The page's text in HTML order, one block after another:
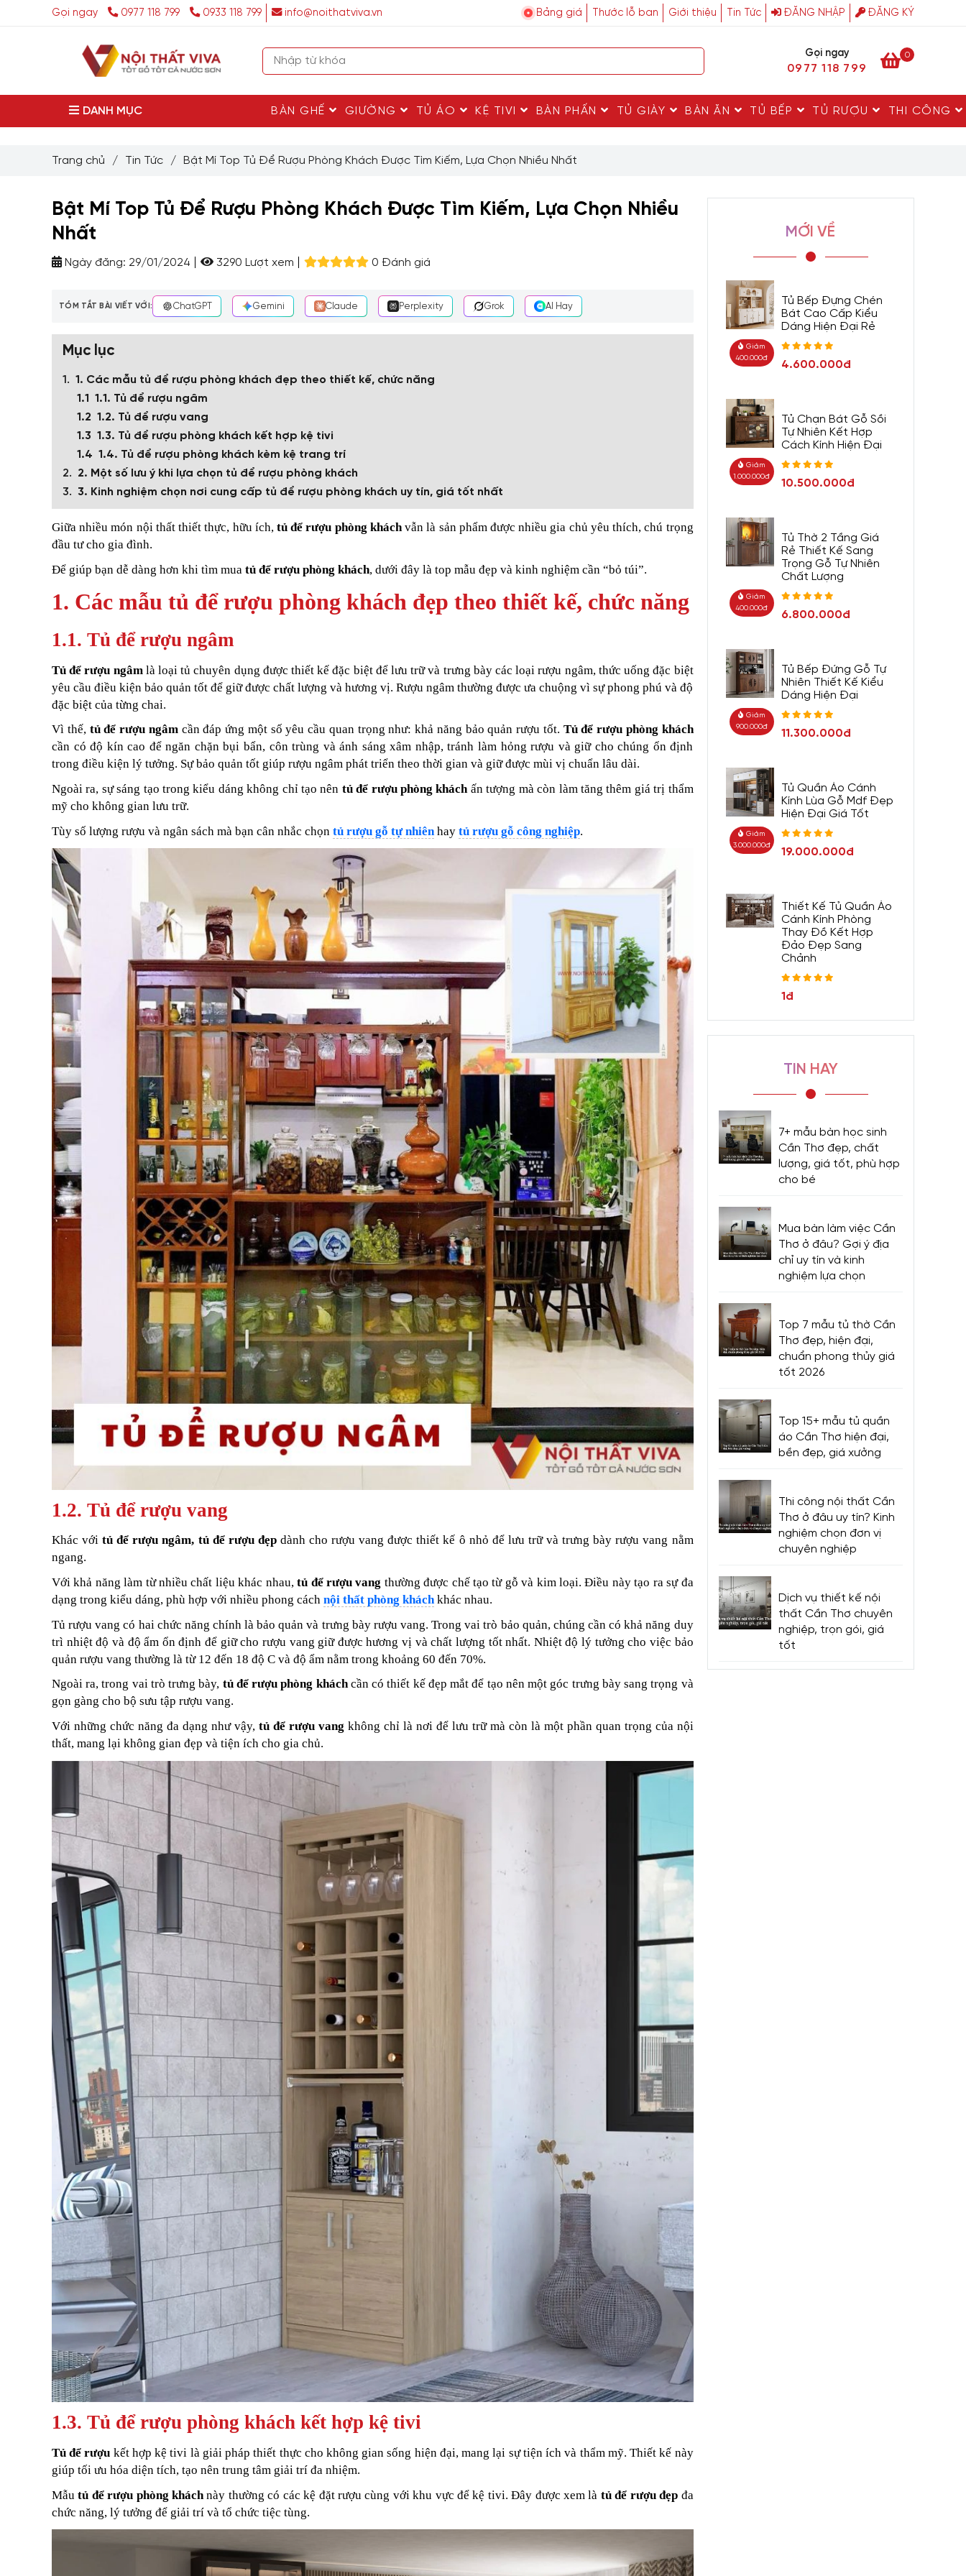
Gọi ngay 0977 118 799 0933 118 799 info@noithatviva.vn Bảng giá Thước lỗ ban Giới thiệu Tin Tức ĐĂNG NHẬP ĐĂNG KÝ
Gọi ngay
0977 118 799
0
DANH MỤC BÀN GHẾ GIƯỜNG TỦ ÁO KỆ TIVI BÀN PHẤN TỦ GIÀY BÀN ĂN TỦ BẾP TỦ RƯỢU THI CÔNG
Trang chủ / Tin Tức / Bật Mí Top Tủ Để Rượu Phòng Khách Được Tìm Kiếm, Lựa Chọn Nhiều Nhất
Bật Mí Top Tủ Để Rượu Phòng Khách Được Tìm Kiếm, Lựa Chọn Nhiều
Nhất
Ngày đăng: 29/01/2024 3290 Lượt xem 0 Đánh giá
TÓM TẮT BÀI VIẾT VỚI: ChatGPT Gemini Claude Perplexity Grok AI Hay
Mục lục
1. Các mẫu tủ để rượu phòng khách đẹp theo thiết kế, chức năng
1.1. Tủ để rượu ngâm
1.2. Tủ để rượu vang
1.3. Tủ để rượu phòng khách kết hợp kệ tivi
1.4. Tủ để rượu phòng khách kèm kệ trang trí
2. Một số lưu ý khi lựa chọn tủ để rượu phòng khách
3. Kinh nghiệm chọn nơi cung cấp tủ để rượu phòng khách uy tín, giá tốt nhất
Giữa nhiều món nội thất thiết thực, hữu ích,tủ để rượu phòng kháchvẫn là sản phẩm được nhiều gia chủ yêu thích, chú trọng
đầu tư cho gia đình.
Để giúp bạn dễ dàng hơn khi tìm mua tủ để rượu phòng khách, dưới đây là top mẫu đẹp và kinh nghiệm cần “bỏ túi”.
1. Các mẫu tủ để rượu phòng khách đẹp theo thiết kế, chức năng
1.1. Tủ để rượu ngâm
Tủ để rượu ngâmlà loại tủ chuyên dụng được thiết kế đặc biệt để lưu trữ và trưng bày các loại rượu ngâm, thức uống đặc biệt
yêu cầu điều kiện bảo quản tốt để giữ được chất lượng và hương vị. Rượu ngâm thường được ưa chuộng vì sự phong phú và độ
đặc biệt của từng chai.
Vì thế, tủ để rượu ngâmcần đáp ứng một số yêu cầu quan trọng như: khả năng bảo quản rượu tốt. Tủ để rượu phòng khách
cần có độ kín cao để ngăn chặn bụi bẩn, côn trùng và ánh sáng xâm nhập, tránh làm hỏng rượu và giữ cho chúng ổn định
trong điều kiện lý tưởng. Sự bảo quản tốt giúp rượu ngâm phát triển theo thời gian và giữ được mùi vị chuẩn lâu dài.
Ngoài ra, sự sáng tạo trong kiểu dáng không chỉ tạo nên tủ để rượu phòng khách ấn tượng mà còn làm tăng thêm giá trị thẩm
mỹ cho không gian lưu trữ.
Tùy số lượng rượu và ngân sách mà bạn cân nhắc chọn tủ rượu gỗ tự nhiên hay tủ rượu gỗ công nghiệp.
1.2. Tủ để rượu vang
Khác với tủ để rượu ngâm, tủ để rượu đẹp dành cho rượu vang được thiết kế ô nhỏ để lưu trữ và trưng bày rượu vang nằm
ngang.
Với khả năng làm từ nhiều chất liệu khác nhau,tủ để rượu vang thường được chế tạo từ gỗ và kim loại. Điều này tạo ra sự đa
dạng trong kiểu dáng, phù hợp với nhiều phong cách nội thất phòng kháchkhác nhau.
Tủ rượu vang có hai chức năng chính là bảo quản và trưng bày rượu vang. Trong vai trò bảo quản, chúng cần có khả năng duy
trì nhiệt độ và độ ẩm ổn định để giữ cho rượu vang giữ được hương vị và chất lượng tốt nhất. Nhiệt độ lý tưởng cho việc bảo
quản rượu vang thường là từ 12 đến 18 độ C và độ ẩm nằm trong khoảng 60 đến 70%.
Ngoài ra, trong vai trò trưng bày, tủ để rượu phòng kháchcần có thiết kế đẹp mắt để tạo nên một góc trưng bày sang trọng và
gọn gàng cho bộ sưu tập rượu vang.
Với những chức năng đa dạng như vậy, tủ để rượu vang không chỉ là nơi để lưu trữ mà còn là một phần quan trọng của nội
thất, mang lại không gian đẹp và tiện ích cho gia chủ.
1.3. Tủ để rượu phòng khách kết hợp kệ tivi
Tủ để rượu kết hợp kệ tivi là giải pháp thiết thực cho không gian sống hiện đại, mang lại sự tiện ích và thẩm mỹ. Thiết kế này
giúp tối ưu hóa diện tích, tạo nên trung tâm giải trí đa nhiệm.
Mẫutủ để rượu phòng khách này thường có các kệ đặt rượu cùng với khu vực để kệ tivi. Đây được xem là tủ để rượu đẹp đa
chức năng, lý tưởng để giải trí và tổ chức tiệc tùng.
MỚI VỀ
Giảm
400.000đ
Tủ Bếp Đựng Chén
Bát Cao Cấp Kiểu
Dáng Hiện Đại Rẻ
4.600.000đ
Giảm
1.000.000đ
Tủ Chạn Bát Gỗ Sồi
Tự Nhiên Kết Hợp
Cách Kính Hiện Đại
10.500.000đ
Giảm
400.000đ
Tủ Thờ 2 Tầng Giá
Rẻ Thiết Kế Sang
Trọng Gỗ Tự Nhiên
Chất Lượng
6.800.000đ
Giảm
900.000đ
Tủ Bếp Đứng Gỗ Tự
Nhiên Thiết Kế Kiểu
Dáng Hiện Đại
11.300.000đ
Giảm
3.000.000đ
Tủ Quần Áo Cánh
Kính Lùa Gỗ Mdf Đẹp
Hiện Đại Giá Tốt
19.000.000đ
Thiết Kế Tủ Quần Áo
Cánh Kính Phòng
Thay Đồ Kết Hợp
Đảo Đẹp Sang
Chảnh
1đ
TIN HAY
7+ mẫu bàn học sinh
Cần Thơ đẹp, chất
lượng, giá tốt, phù hợp
cho bé
Mua bàn làm việc Cần
Thơ ở đâu? Gợi ý địa
chỉ uy tín và kinh
nghiệm lựa chọn
Top 7 mẫu tủ thờ Cần
Thơ đẹp, hiện đại,
chuẩn phong thủy giá
tốt 2026
Top 15+ mẫu tủ quần
áo Cần Thơ hiện đại,
bền đẹp, giá xưởng
Thi công nội thất Cần
Thơ ở đâu uy tín? Kinh
nghiệm chọn đơn vị
chuyên nghiệp
Dịch vụ thiết kế nội
thất Cần Thơ chuyên
nghiệp, trọn gói, giá
tốt